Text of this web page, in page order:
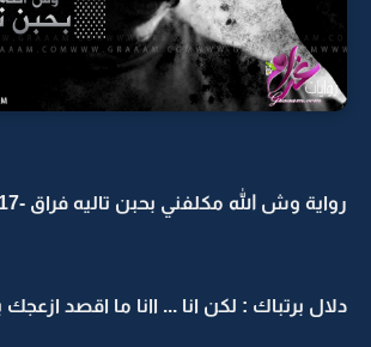
رواية وش الله مكلفني بحبن تاليه فراق -17
دلال برتباك : لكن انا ... اانا ما اقصد